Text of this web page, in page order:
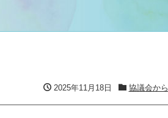
2025年11月18日 協議会から